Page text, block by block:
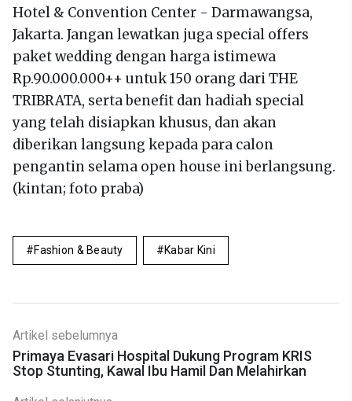
Hotel & Convention Center - Darmawangsa,
Jakarta. Jangan lewatkan juga special offers
paket wedding dengan harga istimewa
Rp.90.000.000++ untuk 150 orang dari THE
TRIBRATA, serta benefit dan hadiah special
yang telah disiapkan khusus, dan akan
diberikan langsung kepada para calon
pengantin selama open house ini berlangsung.
(kintan; foto praba)
Fashion & Beauty Kabar Kini
Artikel sebelumnya
Primaya Evasari Hospital Dukung Program KRIS
Stop Stunting, Kawal Ibu Hamil Dan Melahirkan